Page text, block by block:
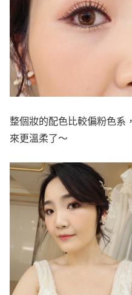
整個妝的配色比較偏粉色系
來更溫柔了～